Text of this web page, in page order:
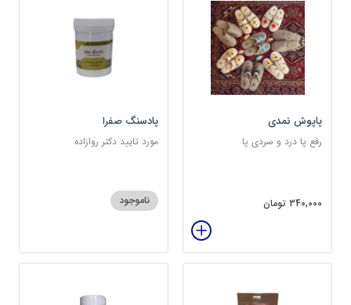
پاپوش نمدی
رفع پا درد و سردی پا
340,000 تومان
پادسنگ صفرا
مورد تایید دکتر روازاده
ناموجود